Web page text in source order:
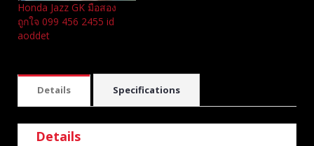
Honda Jazz GK มือสอง
ถูกใจ 099 456 2455 id
aoddet
Details Specifications
Details